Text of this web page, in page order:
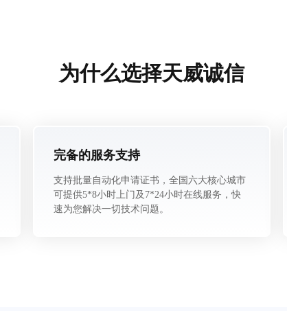
为什么选择天威诚信
完备的服务支持
支持批量自动化申请证书，全国六大核心城市
可提供5*8小时上门及7*24小时在线服务，快
速为您解决一切技术问题。